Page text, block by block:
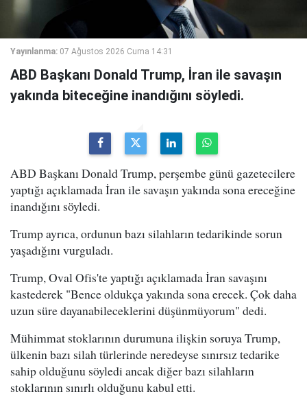
Yayınlanma: 07 Ağustos 2026 Cuma 14:31
ABD Başkanı Donald Trump, İran ile savaşın
yakında biteceğine inandığını söyledi.
ABD Başkanı Donald Trump, perşembe günü gazetecilere
yaptığı açıklamada İran ile savaşın yakında sona ereceğine
inandığını söyledi.
Trump ayrıca, ordunun bazı silahların tedarikinde sorun
yaşadığını vurguladı.
Trump, Oval Ofis'te yaptığı açıklamada İran savaşını
kastederek "Bence oldukça yakında sona erecek. Çok daha
uzun süre dayanabileceklerini düşünmüyorum" dedi.
Mühimmat stoklarının durumuna ilişkin soruya Trump,
ülkenin bazı silah türlerinde neredeyse sınırsız tedarike
sahip olduğunu söyledi ancak diğer bazı silahların
stoklarının sınırlı olduğunu kabul etti.